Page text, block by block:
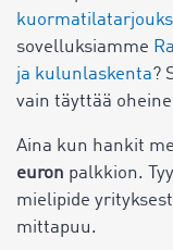
sovelluksiamme
ja kulunlaskenta?
vain täyttää
Aina kun hankit
euron palkkion.
mielipide
mittapuu.